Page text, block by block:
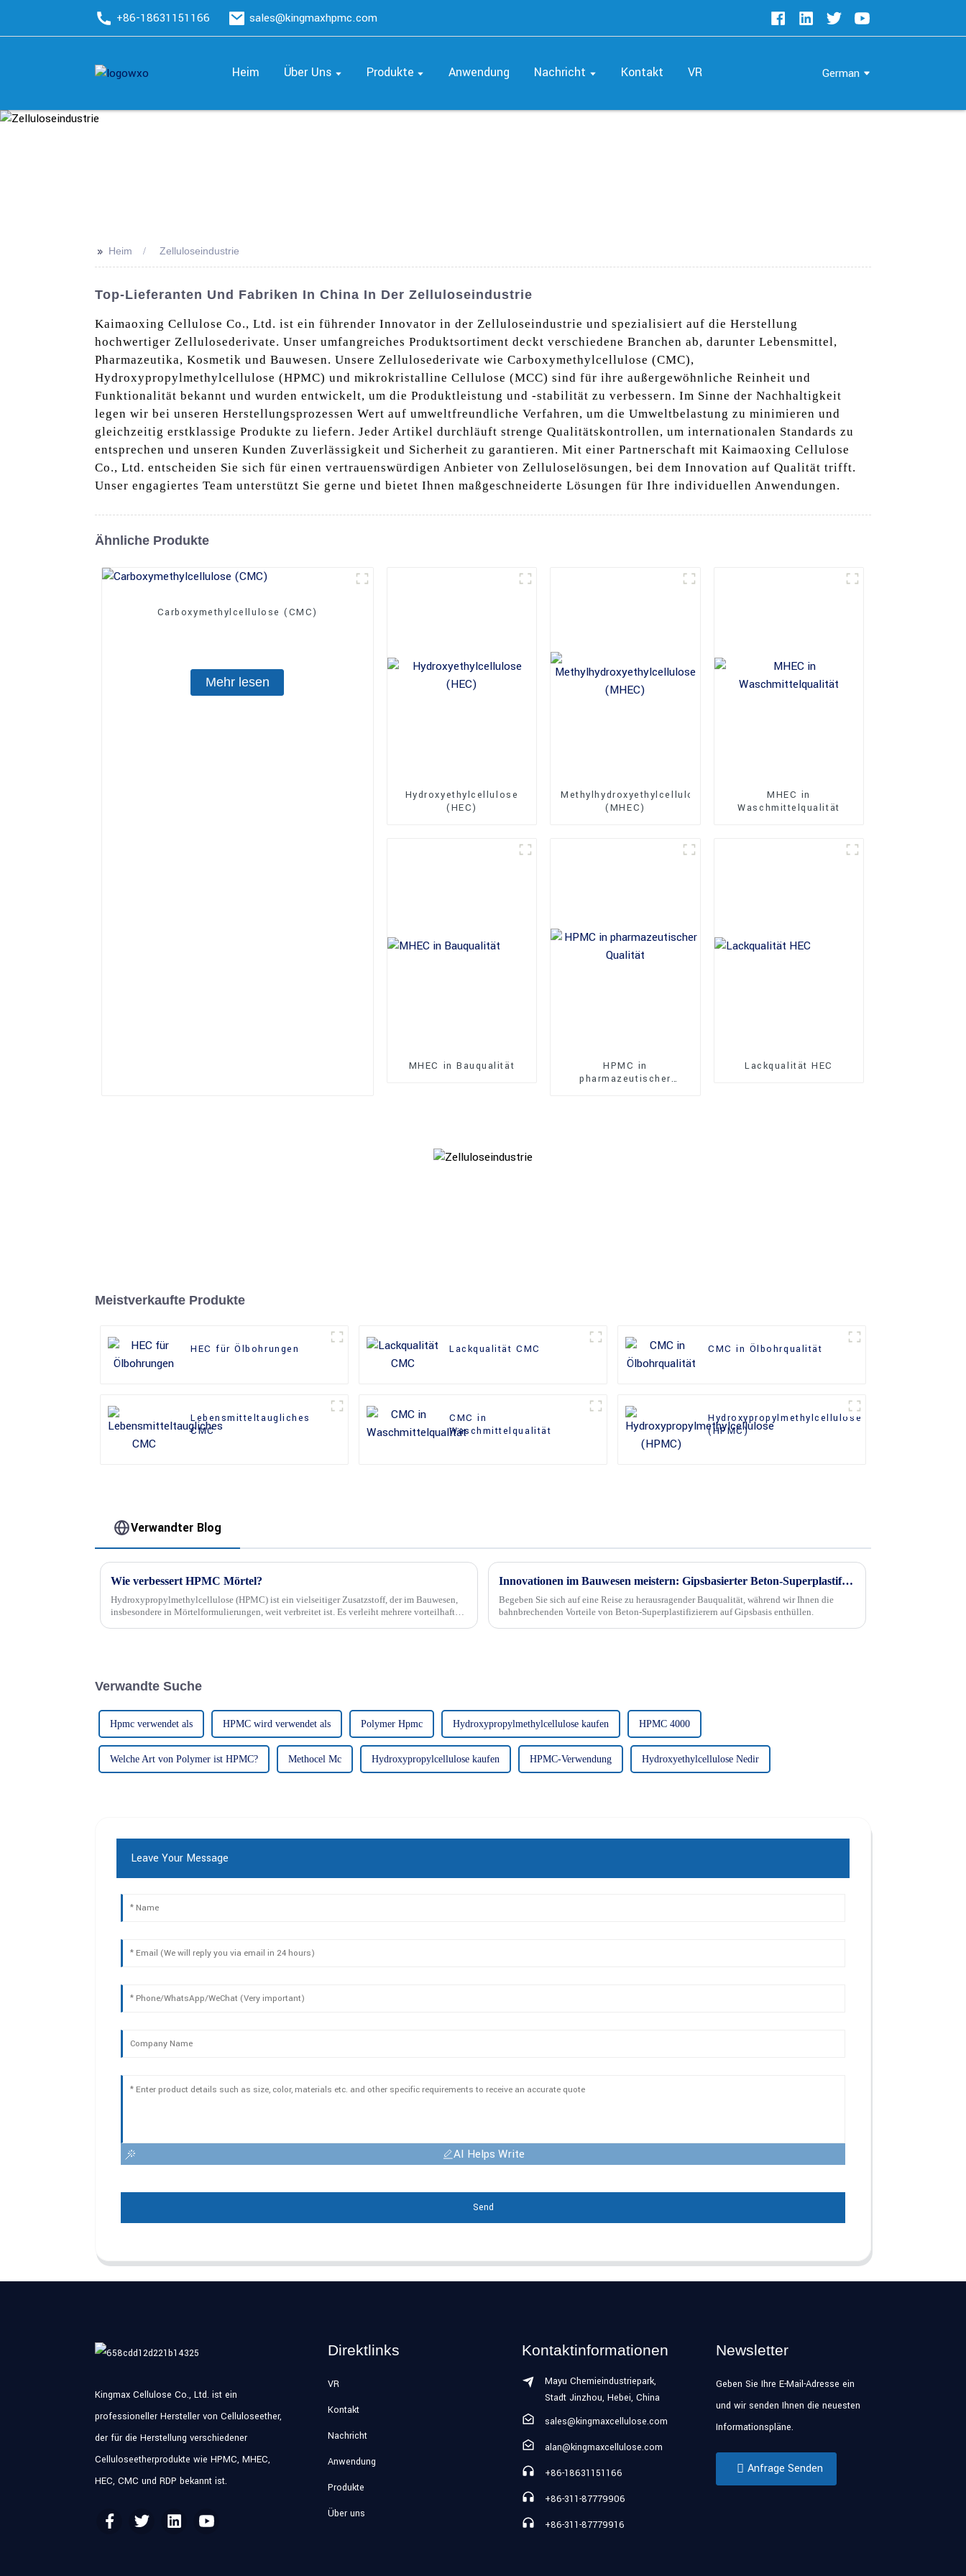
+86-18631151166 sales@kingmaxhpmc.com
Heim Über Uns Produkte Anwendung Nachricht Kontakt VR German
>> Heim Zelluloseindustrie
Top-Lieferanten Und Fabriken In China In Der Zelluloseindustrie
Kaimaoxing Cellulose Co., Ltd. ist ein führender Innovator in der Zelluloseindustrie und spezialisiert auf die Herstellung
hochwertiger Zellulosederivate. Unser umfangreiches Produktsortiment deckt verschiedene Branchen ab, darunter Lebensmittel,
Pharmazeutika, Kosmetik und Bauwesen. Unsere Zellulosederivate wie Carboxymethylcellulose (CMC),
Hydroxypropylmethylcellulose (HPMC) und mikrokristalline Cellulose (MCC) sind für ihre außergewöhnliche Reinheit und
Funktionalität bekannt und wurden entwickelt, um die Produktleistung und -stabilität zu verbessern. Im Sinne der Nachhaltigkeit
legen wir bei unseren Herstellungsprozessen Wert auf umweltfreundliche Verfahren, um die Umweltbelastung zu minimieren und
gleichzeitig erstklassige Produkte zu liefern. Jeder Artikel durchläuft strenge Qualitätskontrollen, um internationalen Standards zu
entsprechen und unseren Kunden Zuverlässigkeit und Sicherheit zu garantieren. Mit einer Partnerschaft mit Kaimaoxing Cellulose
Co., Ltd. entscheiden Sie sich für einen vertrauenswürdigen Anbieter von Zelluloselösungen, bei dem Innovation auf Qualität trifft.
Unser engagiertes Team unterstützt Sie gerne und bietet Ihnen maßgeschneiderte Lösungen für Ihre individuellen Anwendungen.
Ähnliche Produkte
Carboxymethylcellulose (CMC)
Mehr lesen
Hydroxyethylcellulose
(HEC)
Methylhydroxyethylcellulose
(MHEC)
MHEC in
Waschmittelqualität
MHEC in Bauqualität
HPMC in
pharmazeutischer
Lackqualität HEC
Meistverkaufte Produkte
HEC für Ölbohrungen Lackqualität CMC CMC in Ölbohrqualität
Lebensmitteltaugliches
CMC
CMC in
Waschmittelqualität
Hydroxypropylmethylcellulose
(HPMC)
Verwandter Blog
Wie verbessert HPMC Mörtel?
Hydroxypropylmethylcellulose (HPMC) ist ein vielseitiger Zusatzstoff, der im Bauwesen,
insbesondere in Mörtelformulierungen, weit verbreitet ist. Es verleiht mehrere vorteilhafte
Innovationen im Bauwesen meistern: Gipsbasierter Beton-Superplastifizierer entschlüsselt
Begeben Sie sich auf eine Reise zu herausragender Bauqualität, während wir Ihnen die
bahnbrechenden Vorteile von Beton-Superplastifizierern auf Gipsbasis enthüllen.
Verwandte Suche
Hpmc verwendet als HPMC wird verwendet als Polymer Hpmc Hydroxypropylmethylcellulose kaufen HPMC 4000
Welche Art von Polymer ist HPMC? Methocel Mc Hydroxypropylcellulose kaufen HPMC-Verwendung Hydroxyethylcellulose Nedir
Leave Your Message
AI Helps Write
Send
Kingmax Cellulose Co., Ltd. ist ein
professioneller Hersteller von Celluloseether,
der für die Herstellung verschiedener
Celluloseetherprodukte wie HPMC, MHEC,
HEC, CMC und RDP bekannt ist.
Direktlinks
VR
Kontakt
Nachricht
Anwendung
Produkte
Über uns
Kontaktinformationen
Mayu Chemieindustriepark,
Stadt Jinzhou, Hebei, China
sales@kingmaxcellulose.com
alan@kingmaxcellulose.com
+86-18631151166
+86-311-87779906
+86-311-87779916
Newsletter
Geben Sie Ihre E-Mail-Adresse ein
und wir senden Ihnen die neuesten
Informationspläne.
Anfrage Senden